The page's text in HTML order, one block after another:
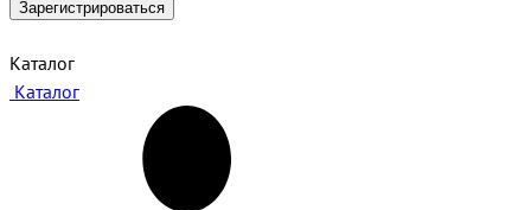
Зарегистрироваться
Каталог
Каталог